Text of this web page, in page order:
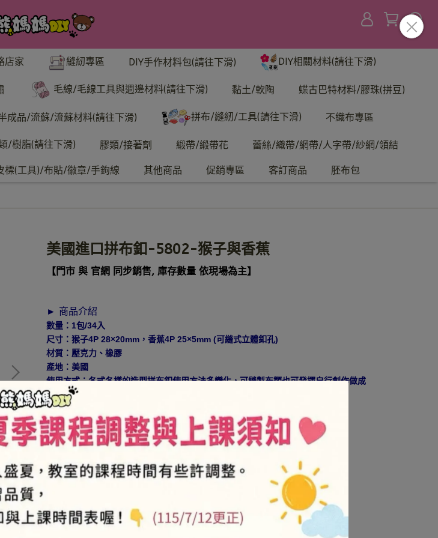
店家 縫紉專區 DIY手作材料包(請往下滑) DIY相關材料(請往下滑)
毛線/毛線工具與週邊材料(請往下滑) 黏土/軟陶 蝶古巴特材料/膠珠(拼豆)
成品/流蘇/流蘇材料(請往下滑) 拼布/縫紉/工具(請往下滑) 不織布專區
/樹脂(請往下滑) 膠類/接著劑 緞帶/緞帶花 蕾絲/織帶/網帶/人字帶/紗網/領結
標(工具)/布貼/徽章/手鉤線 其他商品 促銷專區 客訂商品 胚布包
美國進口拼布釦-5802-猴子與香蕉
【門市 與 官網 同步銷售, 庫存數量 依現場為主】
► 商品介紹
數量：1包/34入
尺寸：猴子4P 28×20mm，香蕉4P 25×5mm (可縫式立體釦孔)
材質：壓克力、橡膠
產地：美國
使用方式：各式各樣的造型拼布釦使用方法多變化，可縫製布類也可發揮自行創作做成
卡片
貼心小提醒：美國造型釦每次進貨都會有些許差異，實際產品以現貨為準.
►NT$100 此為特價品，VIP/金卡會員不折扣
► 如何加入會員⇒ https://pse.is/3njdxz
商品編號: 06G-1664-5802